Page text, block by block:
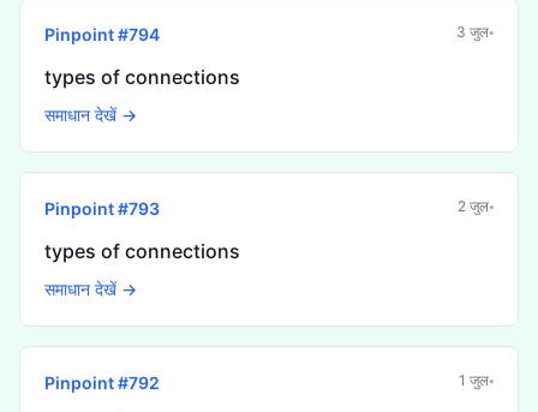
Pinpoint #794 3 जुल॰
types of connections
समाधान देखें →
Pinpoint #793 2 जुल॰
types of connections
समाधान देखें →
Pinpoint #792 1 जुल॰